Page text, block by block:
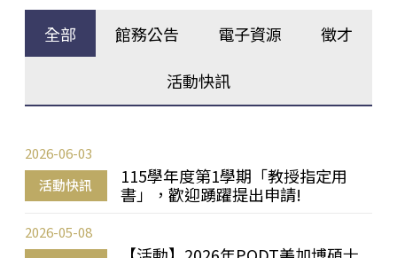
全部 館務公告 電子資源 徵才
活動快訊
活動快訊
115學年度第1學期「教授指定用
書」，歡迎踴躍提出申請!
2026-06-03
2026-05-08